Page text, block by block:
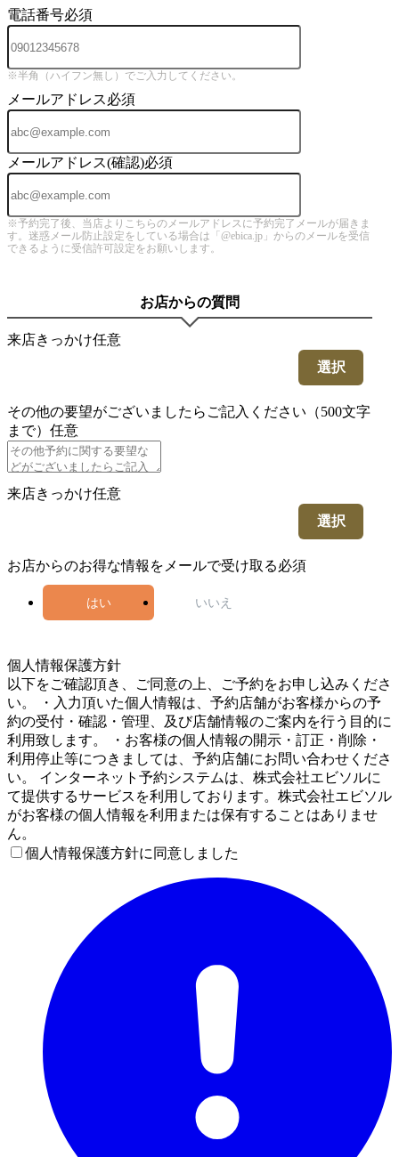
電話番号必須
※半角（ハイフン無し）でご入力してください。
メールアドレス必須
メールアドレス(確認)必須
※予約完了後、当店よりこちらのメールアドレスに予約完了メールが届きま
す。迷惑メール防止設定をしている場合は「@ebica.jp」からのメールを受信
できるように受信許可設定をお願いします。
お店からの質問
来店きっかけ任意
選択
その他の要望がございましたらご記入ください（500文字
まで） 任意
来店きっかけ任意
選択
お店からのお得な情報をメールで受け取る必須
はい いいえ
個人情報保護方針
以下をご確認頂き、ご同意の上、ご予約をお申し込みくださ
い。 ・入力頂いた個人情報は、予約店舗がお客様からの予
約の受付・確認・管理、及び店舗情報のご案内を行う目的に
利用致します。 ・お客様の個人情報の開示・訂正・削除・
利用停止等につきましては、予約店舗にお問い合わせくださ
い。 インターネット予約システムは、株式会社エビソルに
て提供するサービスを利用しております。株式会社エビソル
がお客様の個人情報を利用または保有することはありませ
ん。
個人情報保護方針に同意しました